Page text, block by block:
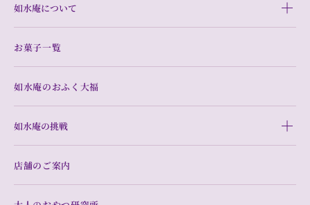
如水庵について
お菓子一覧
如水庵のおふく大福
如水庵の挑戦
店舗のご案内